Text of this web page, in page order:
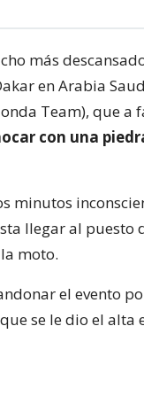
más
en Arabia
Team), que a
con una
minutos
llegar al puesto
moto.
el evento
se le dio el alta